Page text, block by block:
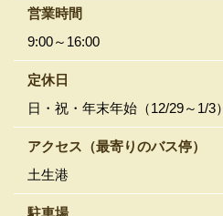
営業時間
9:00～16:00
定休日
日・祝・年末年始（12/29～1/3）
アクセス （最寄りのバス停）
土生港
駐車場